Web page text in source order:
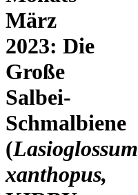
März
2023: Die
Große
Salbei-
Schmalbiene
(Lasioglossum
xanthopus,